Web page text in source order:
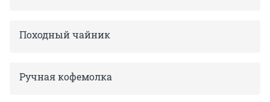
Походный чайник
Ручная кофемолка